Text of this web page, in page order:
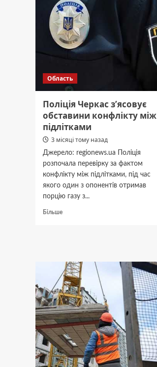
дівчат
в
українському
стилі
Область
Поліція Черкас з’ясовує
обставини конфлікту між
підлітками
3 місяці тому назад
Джерело: regionews.ua Поліція
розпочала перевірку за фактом
конфлікту між підлітками, під час
якого один з опонентів отримав
порцію газу з...
БільшеДокладніше
конфлікту
між
підлітками